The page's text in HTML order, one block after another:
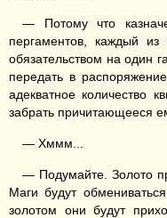
— Потому что
пергаментов, каждый из
обязательством на один
передать в
адекватное количество
забрать причитающееся
— Хммм...
— Подумайте. Золото
Маги будут
золотом они будут